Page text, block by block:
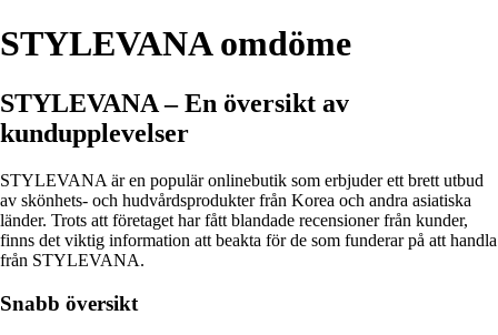
STYLEVANA omdöme
STYLEVANA – En översikt av
kundupplevelser
STYLEVANA är en populär onlinebutik som erbjuder ett brett utbud
av skönhets- och hudvårdsprodukter från Korea och andra asiatiska
länder. Trots att företaget har fått blandade recensioner från kunder,
finns det viktig information att beakta för de som funderar på att handla
från STYLEVANA.
Snabb översikt